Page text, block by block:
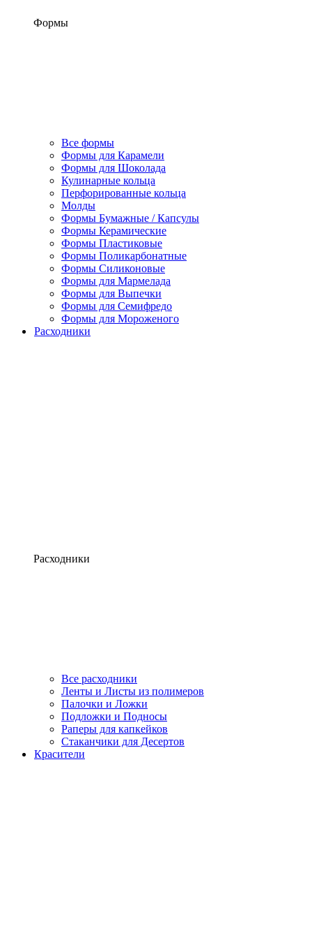
Формы
Все формы
Формы для Карамели
Формы для Шоколада
Кулинарные кольца
Перфорированные кольца
Молды
Формы Бумажные / Капсулы
Формы Керамические
Формы Пластиковые
Формы Поликарбонатные
Формы Силиконовые
Формы для Мармелада
Формы для Выпечки
Формы для Семифредо
Формы для Мороженого
Расходники
Расходники
Все расходники
Ленты и Листы из полимеров
Палочки и Ложки
Подложки и Подносы
Раперы для капкейков
Стаканчики для Десертов
Красители